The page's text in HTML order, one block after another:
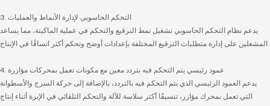
3. التحكم الحاسوبي لإدارة الأنماط والعمليات
يدعم نظام التحكم الحاسوبي تشغيل نمط الترقيع والتحكم في عملية الماكينة، مما يساعد
4. عمود رئيسي يتم التحكم فيه بتردد معين مع مكونات تعمل بمحركات مؤازرة
يدعم العمود الرئيسي الذي يتم التحكم فيه بالتردد، بالإضافة إلى حركة السرج والأسطوانة
التي تعمل بمحرك مؤازر، تنسيقًا أكثر سلاسة للآلة والتحكم التلقائي في الإبرة أثناء إنتاج